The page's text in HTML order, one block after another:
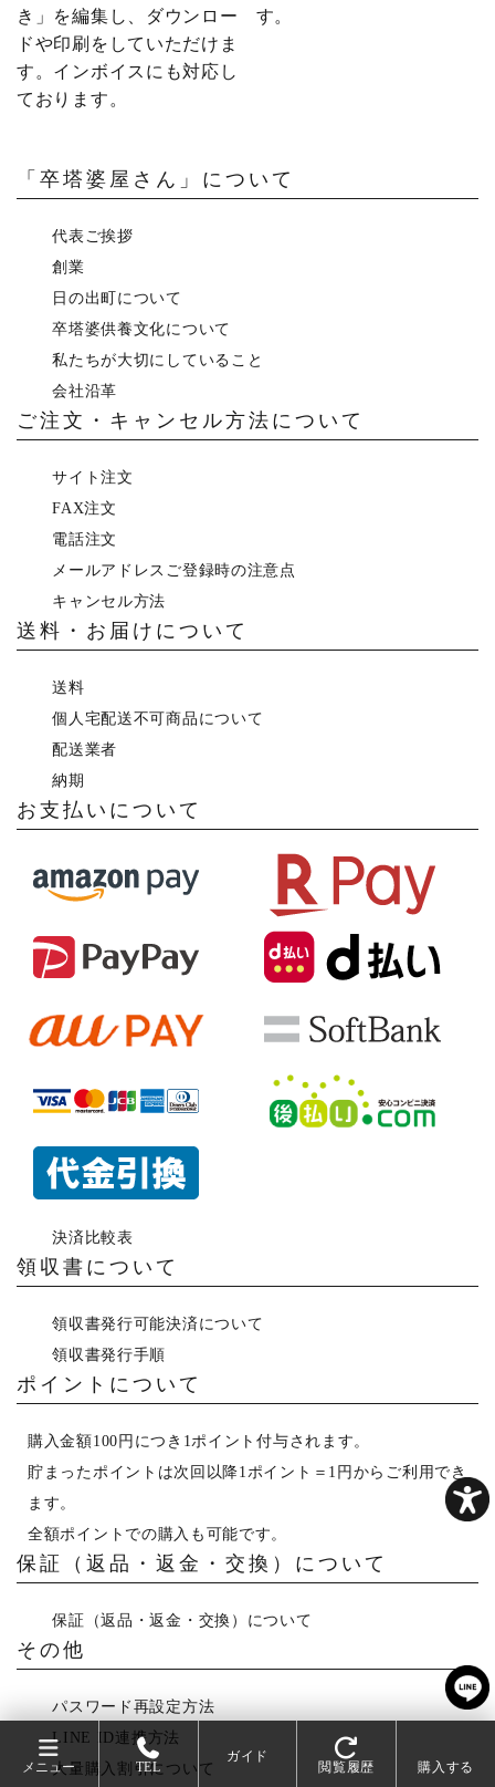
き」を編集し、ダウンロー
ドや印刷をしていただけま
す。インボイスにも対応し
ております。
す。
「卒塔婆屋さん」について
代表ご挨拶
創業
日の出町について
卒塔婆供養文化について
私たちが大切にしていること
会社沿革
ご注文・キャンセル方法について
サイト注文
FAX注文
電話注文
メールアドレスご登録時の注意点
キャンセル方法
送料・お届けについて
送料
個人宅配送不可商品について
配送業者
納期
お支払いについて
決済比較表
領収書について
領収書発行可能決済について
領収書発行手順
ポイントについて
購入金額100円につき1ポイント付与されます。
貯まったポイントは次回以降1ポイント＝1円からご利用でき
ます。
全額ポイントでの購入も可能です。
保証（返品・返金・交換）について
保証（返品・返金・交換）について
その他
パスワード再設定方法
LINE ID連携方法
大量購入割引について
メニュー TEL
ガイド
閲覧履歴 購入する